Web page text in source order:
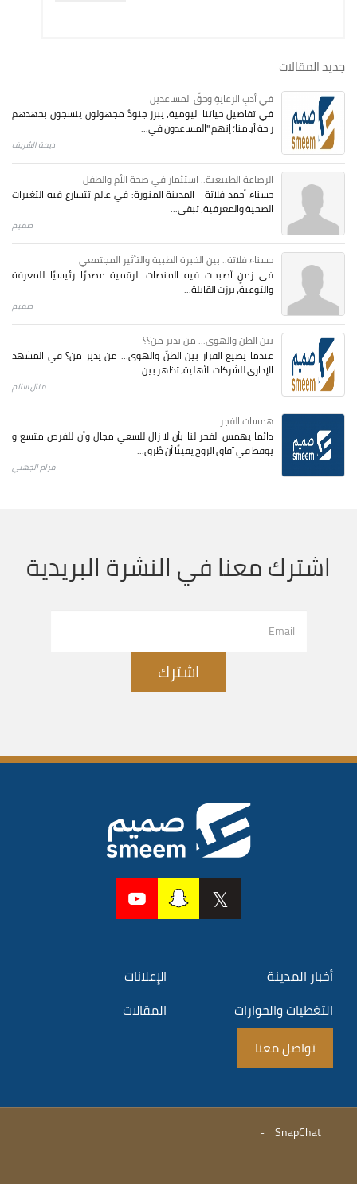
جديد المقالات
في أدبِ الرعايةِ وحقِّ المساعدين
في تفاصيل حياتنا اليومية، يبرز جنودٌ مجهولون ينسجون بجهدهم
راحة أيامنا؛ إنهم "المساعدون في...
ديمة الشريف
الرضاعة الطبيعية.. استثمار في صحة الأم والطفل
حسناء أحمد فلاتة - المدينة المنورة: في عالم تتسارع فيه التغيرات
الصحية والمعرفية، تبقى...
صميم
حسناء فلاتة.. بين الخبرة الطبية والتأثير المجتمعي
في زمنٍ أصبحت فيه المنصات الرقمية مصدرًا رئيسيًا للمعرفة
والتوعية، برزت القابلة...
صميم
بين الظن والهوى... من يدير من؟؟
عندما يضيع القرار بين الظنّ والهوى… من يدير من؟ في المشهد
الإداري للشركات الأهلية، تظهر بين...
منال سالم
همسات الفجر
دائما يهمس الفجر لنا بأن لا زال للسعي مجال وأن للفرص متسع و
يوقظ في آفاق الروح يقينًا أن طُرق...
مرام الجهني
اشترك معنا في النشرة البريدية
اشترك
أخبار المدينة
الإعلانات
التغطيات والحوارات
المقالات
تواصل معنا
SnapChat
-